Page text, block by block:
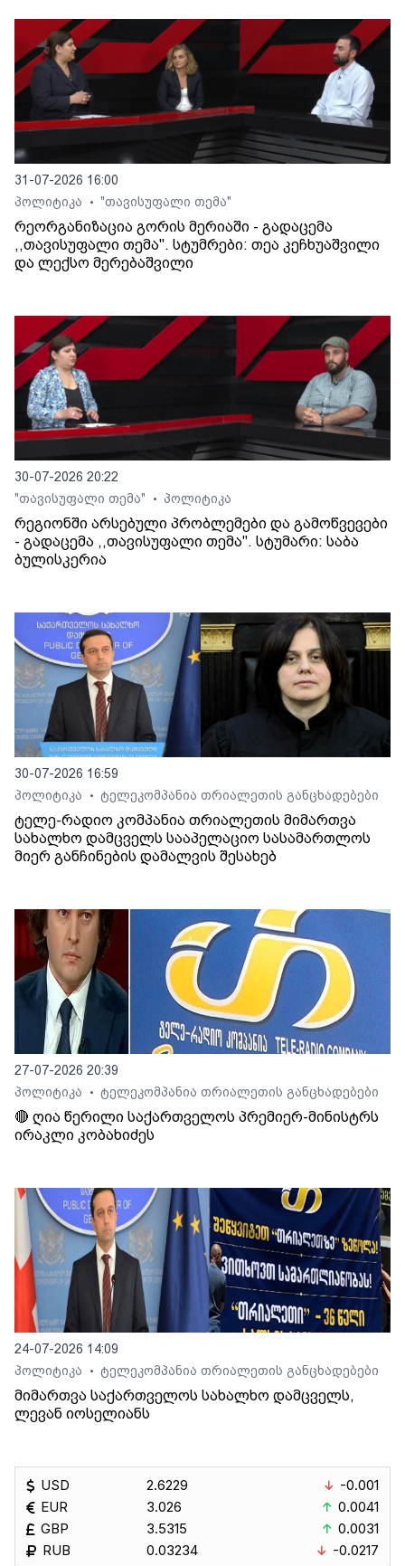
31-07-2026 16:00
პოლიტიკა
• "თავისუფალი თემა"
რეორგანიზაცია გორის მერიაში - გადაცემა
,,თავისუფალი თემა". სტუმრები: თეა კეჩხუაშვილი
და ლექსო მერებაშვილი
30-07-2026 20:22
"თავისუფალი თემა"
• პოლიტიკა
რეგიონში არსებული პრობლემები და გამოწვევები
- გადაცემა ,,თავისუფალი თემა". სტუმარი: საბა
ბულისკერია
30-07-2026 16:59
პოლიტიკა
• ტელეკომპანია თრიალეთის განცხადებები
ტელე-რადიო კომპანია თრიალეთის მიმართვა
სახალხო დამცველს სააპელაციო სასამართლოს
მიერ განჩინების დამალვის შესახებ
27-07-2026 20:39
პოლიტიკა
• ტელეკომპანია თრიალეთის განცხადებები
🔴 ღია წერილი საქართველოს პრემიერ-მინისტრს
ირაკლი კობახიძეს
24-07-2026 14:09
პოლიტიკა
• ტელეკომპანია თრიალეთის განცხადებები
მიმართვა საქართველოს სახალხო დამცველს,
ლევან იოსელიანს
USD
EUR
GBP
RUB
2.6229
3.026
3.5315
0.03234
-0.001
0.0041
0.0031
-0.0217